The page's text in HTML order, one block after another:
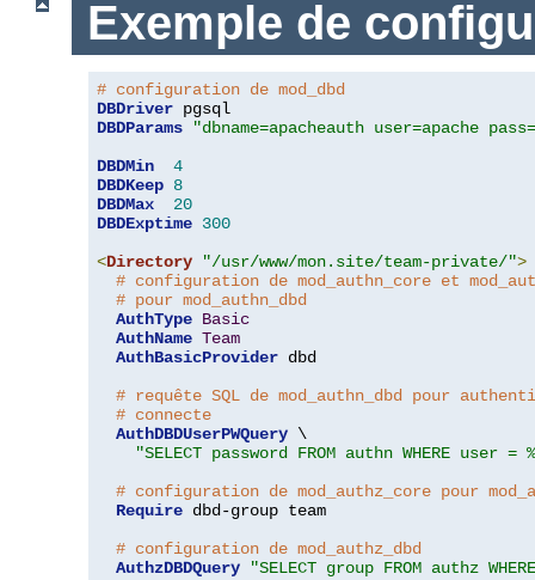
Exemple de
# configuration de mod_dbd
DBDriver
DBDParams
"dbname=apacheauth user=apache
DBDMin
4
DBDKeep 8
DBDMax
20
DBDExptime 300
<Directory "/usr/www/mon.site/team-private/">
# configuration de mod_authn_core et
# pour mod_authn_dbd
AuthType Basic
AuthName Team
AuthBasicProvider dbd
# requête SQL de mod_authn_dbd pour
# connecte
AuthDBDUserPWQuery \
"SELECT password FROM authn WHERE
# configuration de mod_authz_core pour
Require dbd-group team
# configuration de mod_authz_dbd
AuthzDBDQuery
"SELECT group FROM authz